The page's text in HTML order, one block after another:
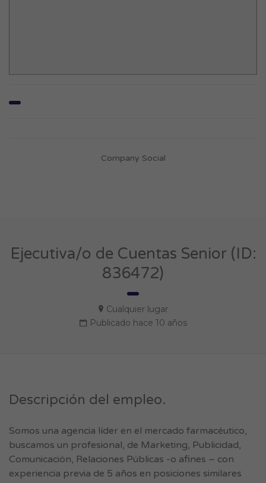
Company Social
Ejecutiva/o de Cuentas Senior (ID:
836472)
Cualquier lugar
Publicado hace 10 años
Descripción del empleo.
Somos una agencia líder en el mercado farmacéutico,
buscamos un profesional, de Marketing, Publicidad,
Comunicación, Relaciones Públicas -o afines – con
experiencia previa de 5 años en posiciones similares